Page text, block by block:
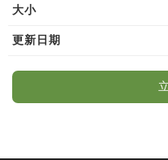
大小
更新日期